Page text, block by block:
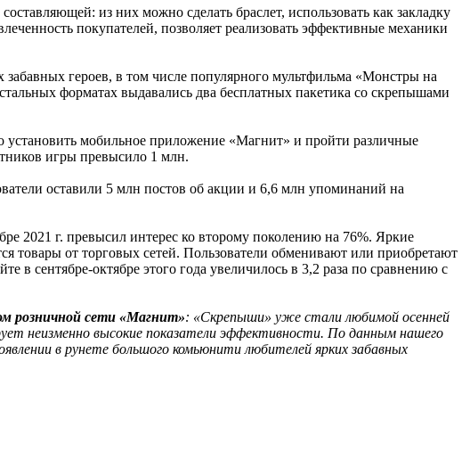
из них можно сделать браслет, использовать как закладку
покупателей, позволяет реализовать эффективные механики
героев, в том числе популярного мультфильма «Монстры на
форматах выдавались два бесплатных пакетика со скрепышами
установить мобильное приложение «Магнит» и пройти различные
игры превысило 1 млн.
оставили 5 млн постов об акции и 6,6 млн упоминаний на
2021 г. превысил интерес ко второму поколению на 76%. Яркие
товары от торговых сетей. Пользователи обменивают или приобретают
сентябре-октябре этого года увеличилось в 3,2 раза по сравнению с
розничной сети «Магнит»: «Скрепыши» уже стали любимой осенней
неизменно высокие показатели эффективности. По данным нашего
в рунете большого комьюнити любителей ярких забавных